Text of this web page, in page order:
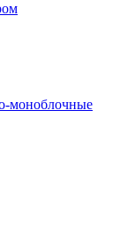
моноблочные